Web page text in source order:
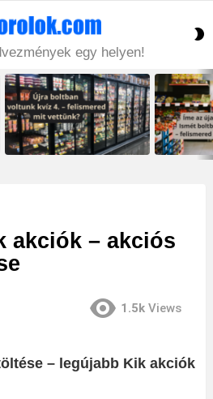
egy helyen!
akciók – akciós
1.5k Views
– legújabb Kik akciók